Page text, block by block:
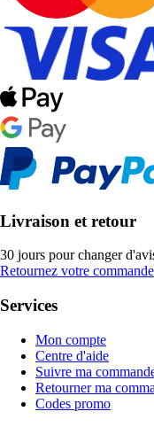
Livraison et retour
30 jours pour changer
Retournez votre commande
Services
Mon compte
Centre d'aide
Suivre ma
Retourner ma
Codes promo